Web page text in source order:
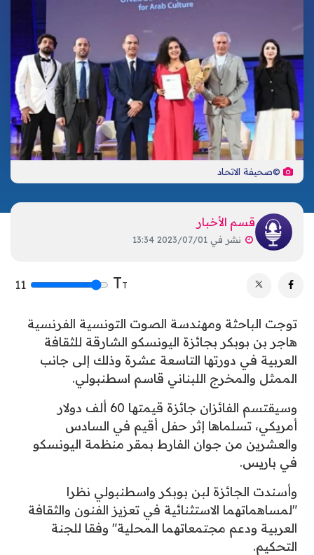
مجتمع مدني اقتصاد
تكنولوجيا ترفيه
صحة تحليلات
الأخبار المحلية
الميثاق التحريري
إشهار
اتصل بنا
©صحيفة الاتحاد
قسم الأخبار
نشر في2023/07/01 13:34
TT
11
توجت الباحثة ومهندسة الصوت التونسية الفرنسية
هاجر بن بوبكر بجائزة اليونسكو الشارقة للثقافة
العربية في دورتها التاسعة عشرة وذلك إلى جانب
الممثل والمخرج اللبناني قاسم اسطنبولي.
وسيقتسم الفائزان جائزة قيمتها 60 ألف دولار
أمريكي، تسلماها إثر حفل أقيم في السادس
والعشرين من جوان الفارط بمقر منظمة اليونسكو
في باريس.
وأسندت الجائزة لبن بوبكر واسطنبولي نظرا
"لمساهماتهما الاستثنائية في تعزيز الفنون والثقافة
العربية ودعم مجتمعاتهما المحلية" وفقا للجنة
التحكيم.